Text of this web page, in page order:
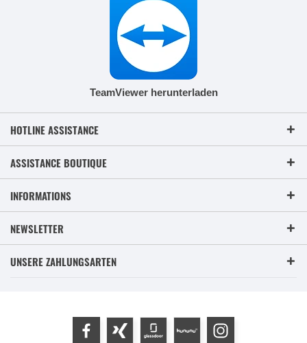
TeamViewer herunterladen
HOTLINE ASSISTANCE
ASSISTANCE BOUTIQUE
INFORMATIONS
NEWSLETTER
UNSERE ZAHLUNGSARTEN